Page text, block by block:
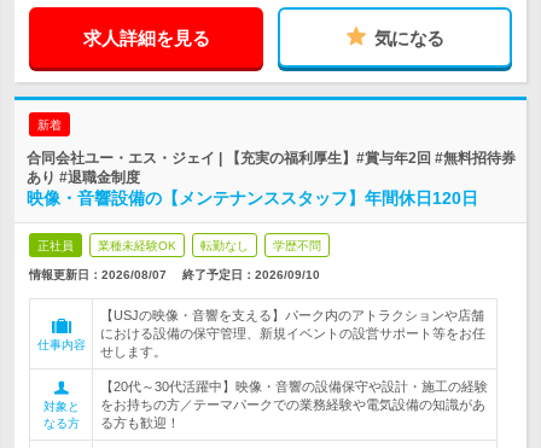
求人詳細を見る 気になる
新着
合同会社ユー・エス・ジェイ | 【充実の福利厚生】#賞与年2回 #無料招待券
あり #退職金制度
映像・音響設備の【メンテナンススタッフ】年間休日120日
正社員 業種未経験OK 転勤なし 学歴不問
情報更新日：2026/08/07 終了予定日： 2026/09/10
仕事内容
【USJの映像・音響を支える】パーク内のアトラクションや店舗
における設備の保守管理、新規イベントの設営サポート等をお任
せします。
対象と
なる方
【20代～30代活躍中】映像・音響の設備保守や設計・施工の経験
をお持ちの方／テーマパークでの業務経験や電気設備の知識があ
る方も歓迎！